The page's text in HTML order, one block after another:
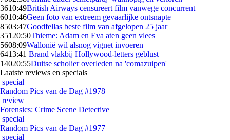
3610:49British Airways censureert film vanwege concurrent
6010:46Geen foto van extreem gevaarlijke ontsnapte
8503:47Goodfellas beste film van afgelopen 25 jaar
351 20:50Thieme: Adam en Eva aten geen vlees
5608:09Wallonië wil alsnog vignet invoeren
6413:41 Brand vlakbij Hollywood-letters geblust
14020:55Duitse scholier overleden na 'comazuipen'
Laatste reviews en specials
special
Random Pics van de Dag #1978
review
Forensics: Crime Scene Detective
special
Random Pics van de Dag #1977
special